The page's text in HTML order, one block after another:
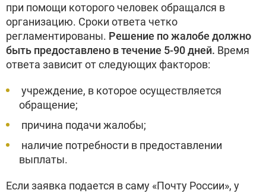
при помощи которого человек обращался в
организацию. Сроки ответа четко
регламентированы. Решение по жалобе должно
быть предоставлено в течение 5-90 дней. Время
ответа зависит от следующих факторов:
учреждение, в которое осуществляется
обращение;
причина подачи жалобы;
наличие потребности в предоставлении
выплаты.
Если заявка подается в саму «Почту России», у